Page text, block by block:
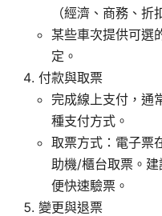
（經濟、商務、折
某些車次提供可選
定。
付款與取票
完成線上支付，通
種支付方式。
取票方式：電子票
助機/櫃台取票。
便快速驗票。
變更與退票